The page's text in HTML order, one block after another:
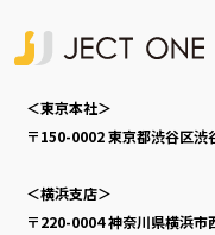
＜東京本社＞
〒150-0002東京都渋谷区渋
＜横浜支店＞
〒220-0004神奈川県横浜市